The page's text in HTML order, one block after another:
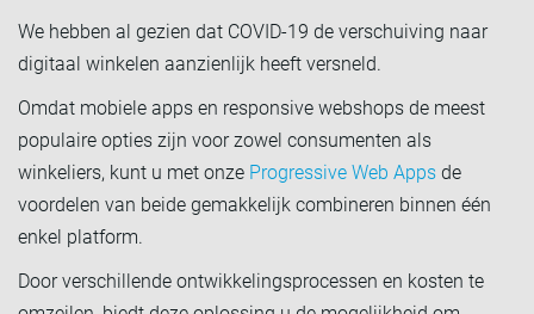
We hebben al gezien dat COVID-19 de verschuiving naar
digitaal winkelen aanzienlijk heeft versneld.
Omdat mobiele apps en responsive webshops de meest
populaire opties zijn voor zowel consumenten als
winkeliers, kunt u met onze Progressive Web Apps de
voordelen van beide gemakkelijk combineren binnen één
enkel platform.
Door verschillende ontwikkelingsprocessen en kosten te